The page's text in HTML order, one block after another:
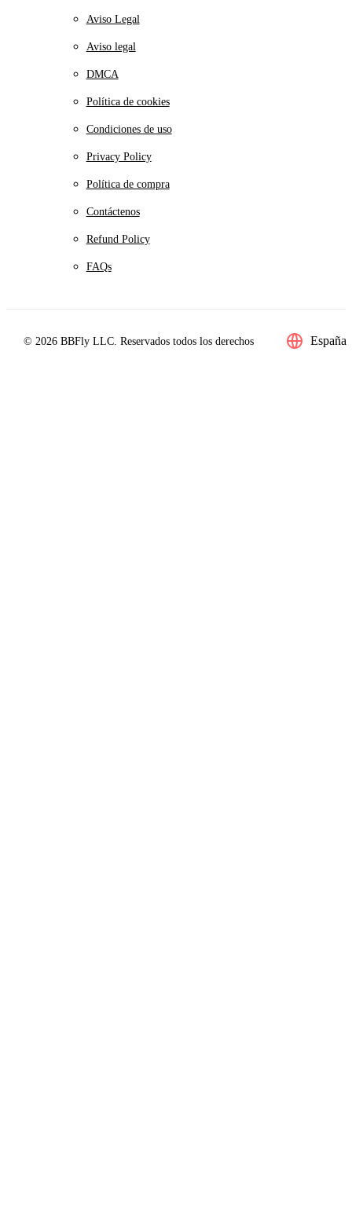
Aviso Legal
Aviso legal
DMCA
Política de cookies
Condiciones de uso
Privacy Policy
Política de compra
Contáctenos
Refund Policy
FAQs
© 2026 BBFly LLC. Reservados todos los derechos España